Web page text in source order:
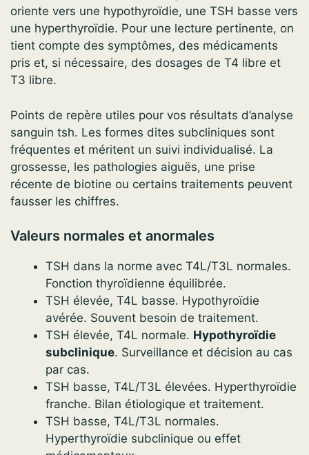
oriente vers une hypothyroïdie, une TSH basse vers
une hyperthyroïdie. Pour une lecture pertinente, on
tient compte des symptômes, des médicaments
pris et, si nécessaire, des dosages de T4 libre et
T3 libre.
Points de repère utiles pour vos résultats d’analyse
sanguin tsh. Les formes dites subcliniques sont
fréquentes et méritent un suivi individualisé. La
grossesse, les pathologies aiguës, une prise
récente de biotine ou certains traitements peuvent
fausser les chiffres.
Valeurs normales et anormales
TSH dans la norme avec T4L/T3L normales.
Fonction thyroïdienne équilibrée.
TSH élevée, T4L basse. Hypothyroïdie
avérée. Souvent besoin de traitement.
TSH élevée, T4L normale. Hypothyroïdie
subclinique. Surveillance et décision au cas
par cas.
TSH basse, T4L/T3L élevées. Hyperthyroïdie
franche. Bilan étiologique et traitement.
TSH basse, T4L/T3L normales.
Hyperthyroïdie subclinique ou effet